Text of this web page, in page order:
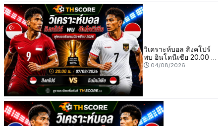
วิเคราะห์บอล สิงคโปร์
พบ อินโดนีเซีย 20.00 น.
07/08/2026 – อาเซียน
04/08/2026